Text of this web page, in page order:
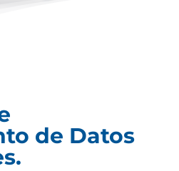
de Datos